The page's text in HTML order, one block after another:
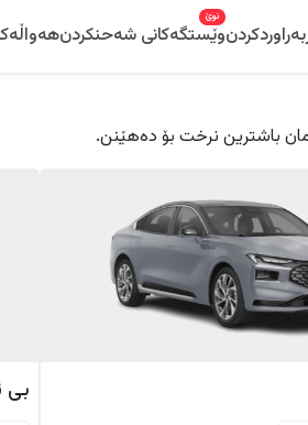
بەراوردکردنوێستگەکانی شەحنکردن
نوێ
باشترین نرخت بۆ دەهێنن.
بی